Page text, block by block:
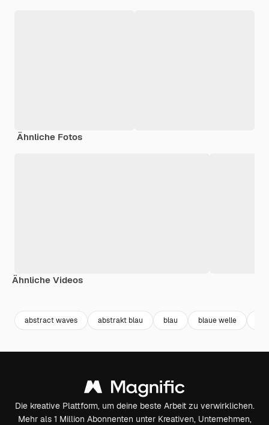
Ähnliche Fotos
Ähnliche Videos
abstract waves abstrakt blau blau blaue welle
Die kreative Plattform, um deine beste Arbeit zu verwirklichen.
Mehr als 1 Million Abonnenten unter Kreativen, Unternehmen,